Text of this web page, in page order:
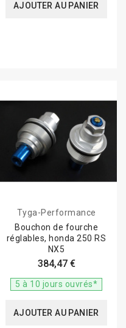
AJOUTER AU PANIER
Tyga-Performance
Bouchon de fourche
réglables, honda 250 RS
NX5
384,47 €
5 à 10 jours ouvrés*
AJOUTER AU PANIER